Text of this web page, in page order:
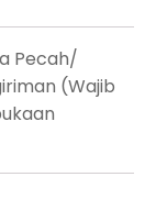
Pecah/
(Wajib